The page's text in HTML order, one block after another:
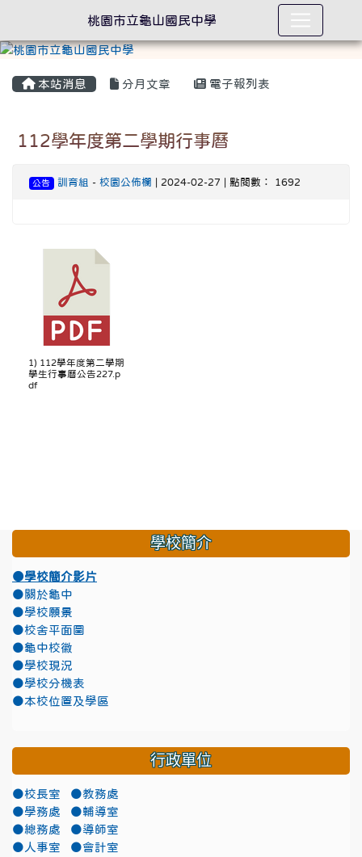
本站消息 分月文章 電子報列表
112學年度第二學期行事曆
公告 訓育組 - 校園公佈欄 | 2024-02-27 | 點閱數： 1692
1) 112學年度第二學期
學生行事曆公告227.p
df
學校簡介
●學校簡介影片
●關於龜中
●學校願景
●校舍平面圖
●龜中校徽
●學校現況
●學校分機表
●本校位置及學區
行政單位
●校長室
●教務處
●學務處
●輔導室
●總務處
●導師室
●人事室
●會計室
桃園市立龜山國民中學